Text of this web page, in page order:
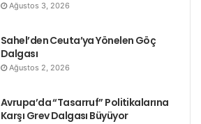
Ağustos 3, 2026
Sahel’den Ceuta’ya Yönelen Göç
Dalgası
Ağustos 2, 2026
Avrupa’da “Tasarruf” Politikalarına
Karşı Grev Dalgası Büyüyor